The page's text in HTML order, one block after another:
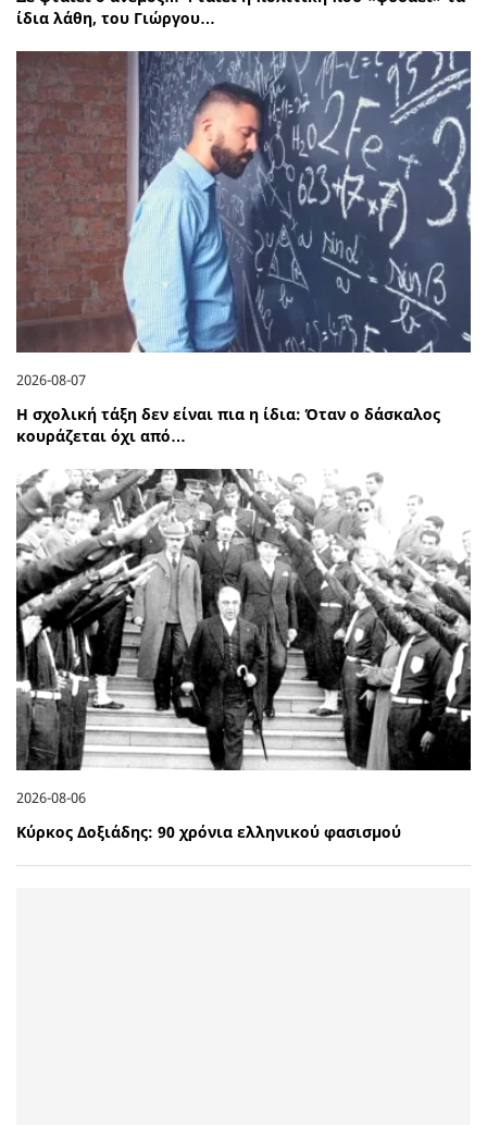
ίδια λάθη, του Γιώργου…
2026-08-07
Η σχολική τάξη δεν είναι πια η ίδια: Όταν ο δάσκαλος
κουράζεται όχι από…
2026-08-06
Κύρκος Δοξιάδης: 90 χρόνια ελληνικού φασισμού